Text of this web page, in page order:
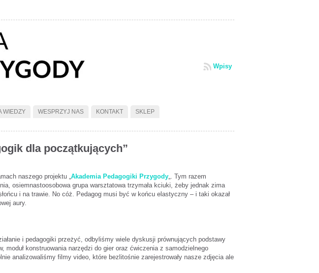
Wpisy
WIEDZY WESPRZYJ NAS KONTAKT
SKLEP
dla początkujących”
naszego projektu „Akademia Pedagogiki Przygody„. Tym razem
osiemnastoosobowa grupa warsztatowa trzymała kciuki, żeby jednak zima
i na trawie. No cóż. Pedagog musi być w końcu elastyczny – i taki okazał
aury.
i pedagogiki przeżyć, odbyliśmy wiele dyskusji prównujących podstawy
konstruowania narzędzi do gier oraz ćwiczenia z samodzielnego
analizowaliśmy filmy video, które bezlitośnie zarejestrowały nasze zdjęcia ale